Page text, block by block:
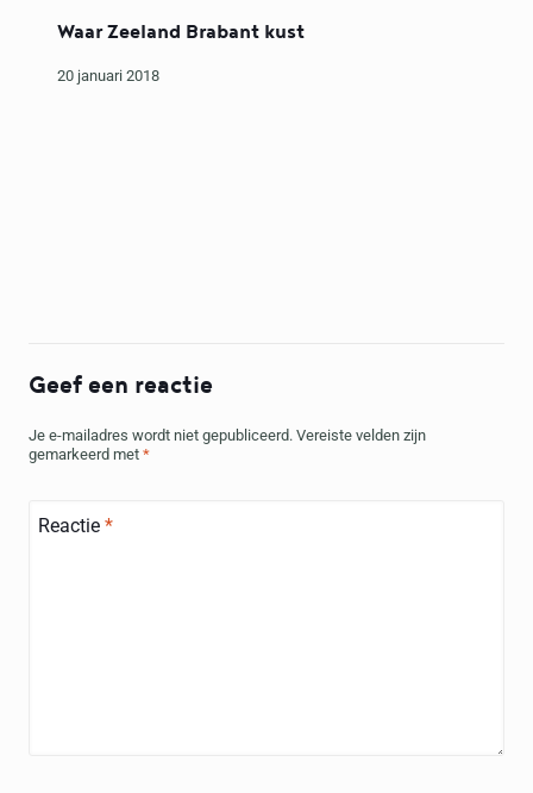
Waar Zeeland Brabant kust
20 januari 2018
Geef een reactie
Je e-mailadres wordt niet gepubliceerd. Vereiste velden zijn
gemarkeerd met *
Reactie *